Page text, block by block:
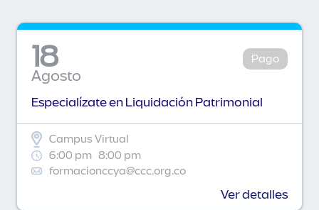
18
Agosto
Pago
Especialízate en Liquidación Patrimonial
Campus Virtual
6:00 pm 8:00 pm
formacionccya@ccc.org.co
Ver detalles